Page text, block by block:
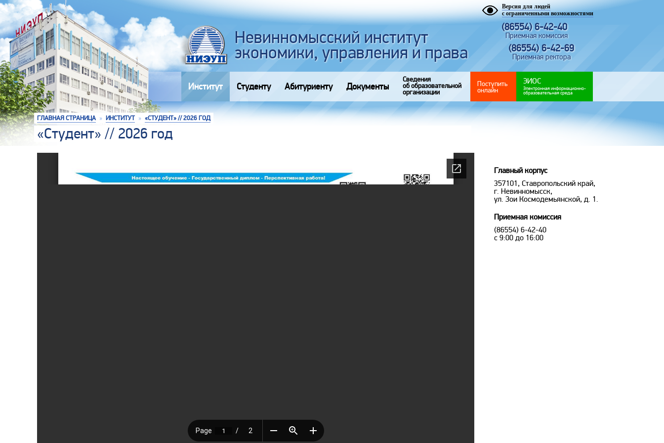
Невинномысский институт
экономики, управления и права
Версия для людей
с ограниченными возможностями
(86554) 6-42-40
Приемная комиссия
(86554) 6-42-69
Приемная ректора
Институт Студенту Абитуриенту Документы
Сведения
об образовательной
организации
Поступить
онлайн
ЭИОС
Электронная информационно-
образовательная среда
ГЛАВНАЯ СТРАНИЦА » ИНСТИТУТ » «СТУДЕНТ» // 2026 ГОД
«Студент» // 2026 год
Главный корпус
357101, Ставропольский край,
г. Невинномысск,
ул. Зои Космодемьянской, д. 1.
Приемная комиссия
(86554) 6-42-40
с 9:00 до 16:00